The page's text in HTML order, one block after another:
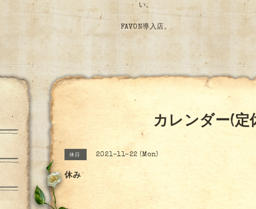
い。
FAVON導入店。
カレンダー(定
休日 2021-11-22 (Mon)
休み